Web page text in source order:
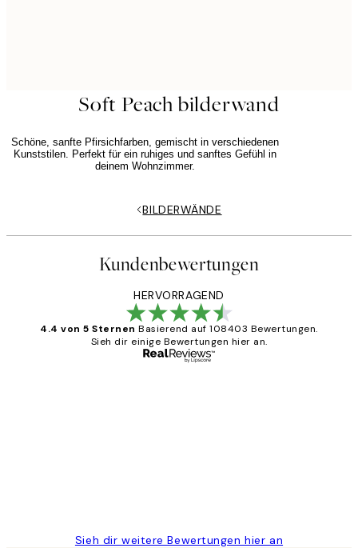
Soft Peach bilderwand
Schöne, sanfte Pfirsichfarben, gemischt in verschiedenen
Kunststilen. Perfekt für ein ruhiges und sanftes Gefühl in
deinem Wohnzimmer.
BILDERWÄNDE
Kundenbewertungen
HERVORRAGEND
4.4 von 5 Sternen Basierend auf 108403 Bewertungen.
Sieh dir einige Bewertungen hier an.
Sieh dir weitere Bewertungen hier an